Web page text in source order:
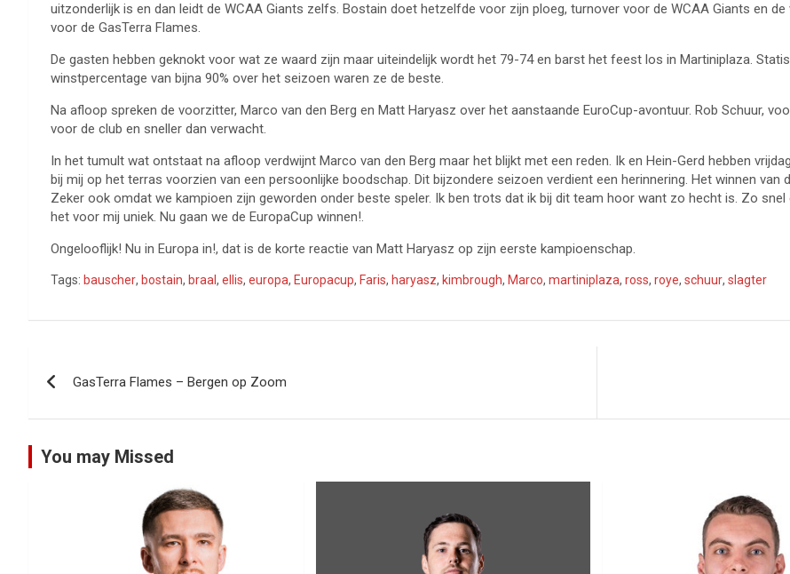
uitzonderlijk is en dan leidt de WCAA Giants zelfs. Bostain doet hetzelfde voor zijn ploeg, turnover voor de WCAA Giants en
voor de GasTerra Flames.
De gasten hebben geknokt voor wat ze waard zijn maar uiteindelijk wordt het 79-74 en barst het feest los in Martiniplaza.
winstpercentage van bijna 90% over het seizoen waren ze de beste.
Na afloop spreken de voorzitter, Marco van den Berg en Matt Haryasz over het aanstaande EuroCup-avontuur. Rob Schuur,
voor de club en sneller dan verwacht.
In het tumult wat ontstaat na afloop verdwijnt Marco van den Berg maar het blijkt met een reden. Ik en Hein-Gerd hebben
bij mij op het terras voorzien van een persoonlijke boodschap. Dit bijzondere seizoen verdient een herinnering. Het winnen
Zeker ook omdat we kampioen zijn geworden onder beste speler. Ik ben trots dat ik bij dit team hoor want zo hecht is. Zo
het voor mij uniek. Nu gaan we de EuropaCup winnen!.
Ongelooflijk! Nu in Europa in!, dat is de korte reactie van Matt Haryasz op zijn eerste kampioenschap.
Tags: bauscher, bostain, braal , ellis, europa, Europacup, Faris, haryasz, kimbrough, Marco, martiniplaza, ross, roye, schuur, slagter
navigatie
GasTerra Flames – Bergen op Zoom
You may Missed